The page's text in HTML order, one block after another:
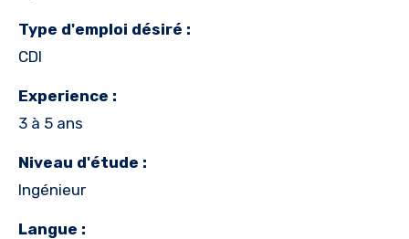
Type d'emploi désiré :
CDI
Experience :
3 à 5 ans
Niveau d'étude :
Ingénieur
Langue :